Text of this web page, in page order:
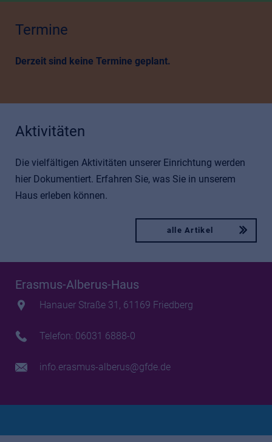
Termine
Derzeit sind keine Termine geplant.
Aktivitäten
Die vielfältigen Aktivitäten unserer Einrichtung werden
hier Dokumentiert. Erfahren Sie, was Sie in unserem
Haus erleben können.
alle Artikel
Erasmus-Alberus-Haus
Hanauer Straße 31, 61169 Friedberg
Telefon: 06031 6888-0
info.erasmus-alberus@gfde.de